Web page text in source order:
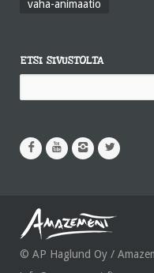
vaha-animaatio
ETSI SIVUSTOLTA
© AP Haglund Oy /